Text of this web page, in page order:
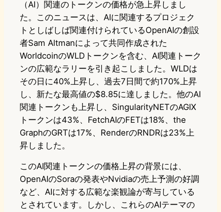
d
o
n
k
y
o
o
k
a
（AI）関連のトークンの価格が急上昇しまし
た。このニュースは、AIに関連するプロジェク
トとしばしば関連付けられているOpenAIの創設
者Sam Altmanによって共同作成された
WorldcoinのWLDトークンを含む、AI関連トーク
ンの広範なラリーを引き起こしました。WLDは
その日に40%上昇し、過去7日間で約170%上昇
し、新たな最高値の$8.85に達しました。他のAI
関連トークンも上昇し、SingularityNETのAGIX
トークンは43%、FetchAIのFETは18%、the
GraphのGRTは17%、RenderのRNDRは23%上
昇しました。
このAI関連トークンの価格上昇の背景には、
OpenAIのSoraの発表やNvidiaの売上予測の好調
など、AIに対する広範な楽観論が寄与している
とされています。しかし、これらのAIテーマの